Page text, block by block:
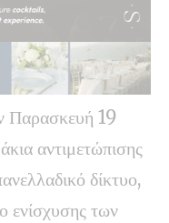
Παρασκευή 19
αντιμετώπισης
δίκτυο,
ενίσχυσης των